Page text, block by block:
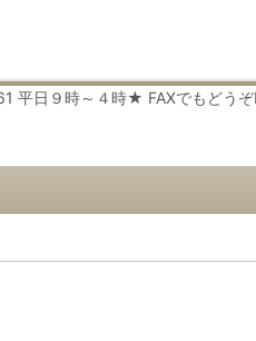
平日９時～４時★ FAXでもどう